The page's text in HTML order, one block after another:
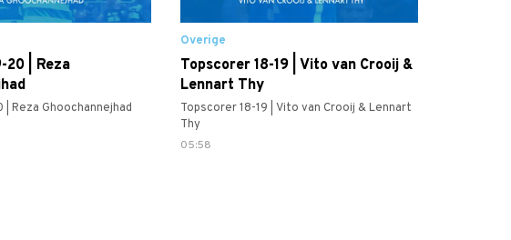
20 | Reza
Reza Ghoochannejhad
Overige
Topscorer 18-19 | Vito van Crooij &
Lennart Thy
Topscorer 18-19 | Vito van Crooij & Lennart
Thy
05:58